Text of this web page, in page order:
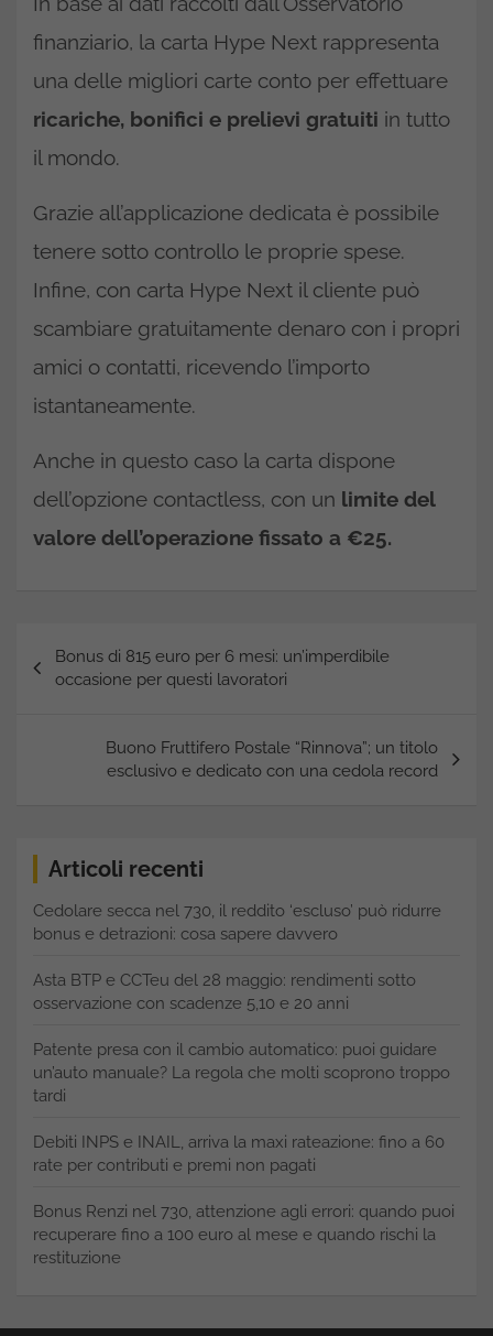
finanziario, la carta Hype Next rappresenta
una delle migliori carte conto per effettuare
ricariche, bonifici e prelievi gratuiti in tutto
il mondo.
Grazie all’applicazione dedicata è possibile
tenere sotto controllo le proprie spese.
Infine, con carta Hype Next il cliente può
scambiare gratuitamente denaro con i propri
amici o contatti, ricevendo l’importo
istantaneamente.
Anche in questo caso la carta dispone
dell’opzione contactless, con un limite del
valore dell’operazione fissato a €25.
articoli
Bonus di 815 euro per 6 mesi: un’imperdibile
occasione per questi lavoratori
Buono Fruttifero Postale “Rinnova”; un titolo
esclusivo e dedicato con una cedola record
Articoli recenti
Cedolare secca nel 730, il reddito ‘escluso’ può ridurre
bonus e detrazioni: cosa sapere davvero
Asta BTP e CCTeu del 28 maggio: rendimenti sotto
osservazione con scadenze 5,10 e 20 anni
Patente presa con il cambio automatico: puoi guidare
un’auto manuale? La regola che molti scoprono troppo
tardi
Debiti INPS e INAIL, arriva la maxi rateazione: fino a 60
rate per contributi e premi non pagati
Bonus Renzi nel 730, attenzione agli errori: quando puoi
recuperare fino a 100 euro al mese e quando rischi la
restituzione